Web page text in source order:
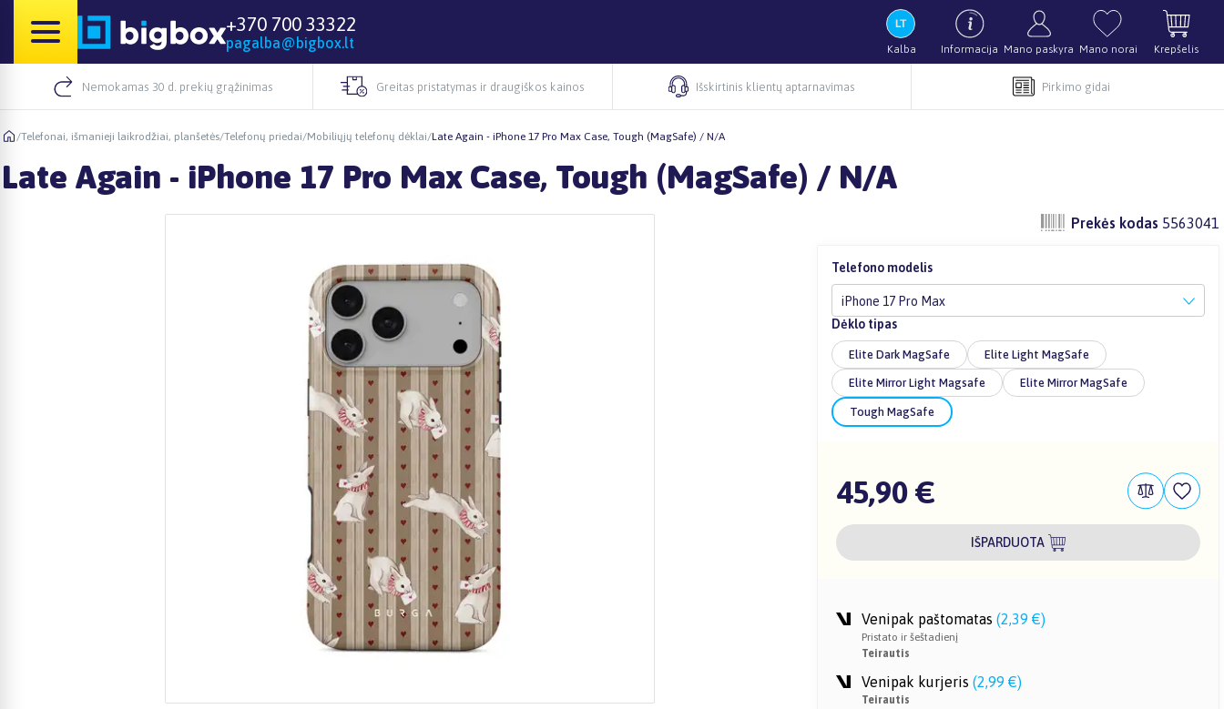
+370 700 33322
pagalba@bigbox.lt Kalba Informacija Mano paskyra Mano norai Krepšelis
Nemokamas 30 d. prekių grąžinimas Greitas pristatymas ir draugiškos kainos Išskirtinis klientų aptarnavimas Pirkimo gidai
/Telefonai, išmanieji laikrodžiai, planšetės/Telefonų priedai/Mobiliųjų telefonų dėklai/Late Again - iPhone 17 Pro Max Case, Tough (MagSafe) / N/A
Late Again - iPhone 17 Pro Max Case, Tough (MagSafe) / N/A
Prekės kodas 5563041
Telefono modelis
iPhone 17 Pro Max
Dėklo tipas
Elite Dark MagSafe Elite Light MagSafe
Elite Mirror Light Magsafe Elite Mirror MagSafe
Tough MagSafe
45,90 €
IŠPARDUOTA
Venipak paštomatas (2,39 €)
Pristato ir šeštadienį
Teirautis
Venipak kurjeris (2,99 €)
Teirautis